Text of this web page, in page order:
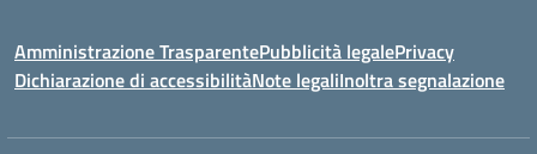
Amministrazione TrasparentePubblicità legalePrivacy
Dichiarazione di accessibilitàNote legaliInoltra segnalazione